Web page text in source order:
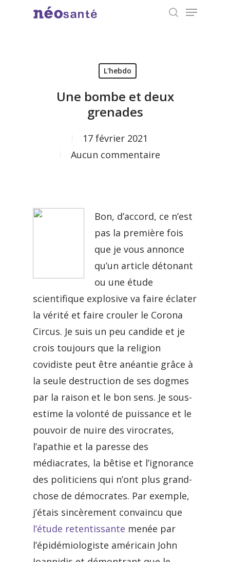
Menu
L'hebdo
Une bombe et deux
grenades
17 février 2021
Aucun commentaire
Bon, d’accord, ce n’est
pas la première fois
que je vous annonce
qu’un article détonant
ou une étude
scientifique explosive va faire éclater
la vérité et faire crouler le Corona
Circus. Je suis un peu candide et je
crois toujours que la religion
covidiste peut être anéantie grâce à
la seule destruction de ses dogmes
par la raison et le bon sens. Je sous-
estime la volonté de puissance et le
pouvoir de nuire des virocrates,
l’apathie et la paresse des
médiacrates, la bêtise et l’ignorance
des politiciens qui n’ont plus grand-
chose de démocrates. Par exemple,
j’étais sincèrement convaincu que
l’étude retentissante menée par
l’épidémiologiste américain John